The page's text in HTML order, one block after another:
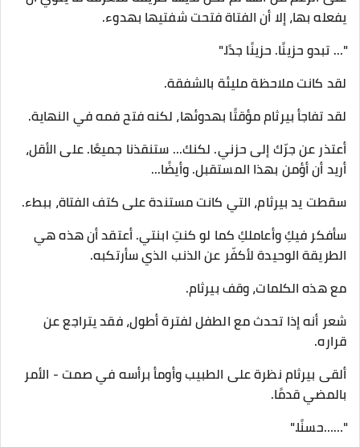
يفعله بها، إلا أن الفتاة فتحت شفتيها بهدوء.
"... تبدو حزينًا. حزينًا جدًا."
لقد كانت ملاحظة مليئة بالشفقة.
لقد تفاجأ بيرثام مؤقتًا بهدوئها، لكنه فتح فمه في النهاية.
أعتذر عن جرّك إلى حزني. لكنك... ستنقذنا جميعًا. على الأقل،
أريد أن أؤمن بهذا المستقبل. وأيضًا...
سقطت يد بيرثام، التي كانت مستندة على كتف الفتاة، ببطء.
سأفكر فيكِ وأعاملكِ كما لو كنتِ ابنتي. أعتقد أن هذه هي
الطريقة الوحيدة لأكفّر عن الذنب الذي سأرتكبه.
مع هذه الكلمات، وقف بيرثام.
شعر أنه إذا تحدث مع الطفل لفترة أطول، فقد يتراجع عن
قراره.
ألقى بيرثام نظرة على الطبيب وأومأ برأسه في صمت - الأمر
بالمضي قدمًا.
"……حسنًا."